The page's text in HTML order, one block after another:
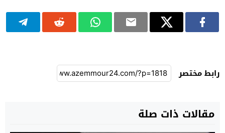
رابط مختصر
مقالات ذات صلة